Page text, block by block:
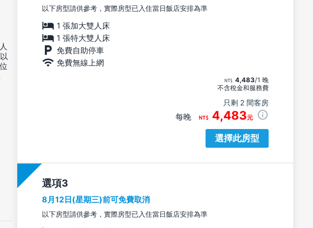
以下房型請供參考，實際房型已入住當日飯店安排為準
1 張加大雙人床
1 張特大雙人床
免費自助停車
免費無線上網
4,483/1 晚
不含稅金和服務費
只剩 2 間客房
每晚 4,483元
選擇此房型
選項
8月12日(星期三)前可免費取消
以下房型請供參考，實際房型已入住當日飯店安排為準